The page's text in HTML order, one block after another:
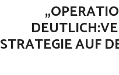
STRATEGIE AUF